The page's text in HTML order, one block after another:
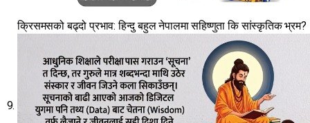
क्रिसमसको बढ्दो प्रभाव: हिन्दु बहुल नेपालमा सहिष्णुता कि सांस्कृतिक भ्रम?